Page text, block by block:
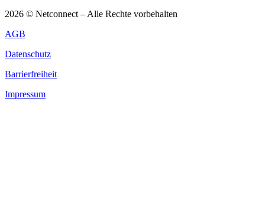
2026 © Netconnect – Alle Rechte vorbehalten
AGB
Datenschutz
Barrierfreiheit
Impressum